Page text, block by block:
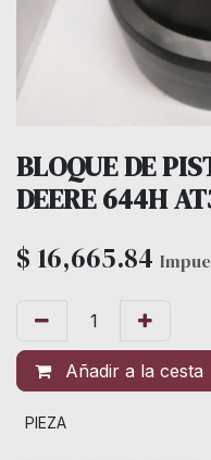
BLOQUE DE
DEERE 644H
$ 16,665.84
Añadir a la cesta
PIEZA